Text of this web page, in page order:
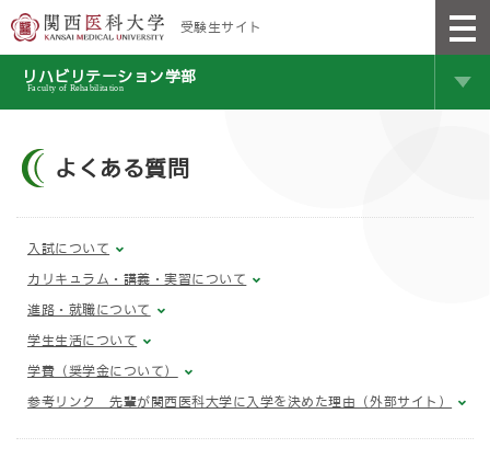
受験生サイト
リハビリテーション学部
Faculty of Rehabilitation
よくある質問
入試について
カリキュラム・講義・実習について
進路・就職について
学生生活について
学費（奨学金について）
参考リンク 先輩が関西医科大学に入学を決めた理由（外部サイト）